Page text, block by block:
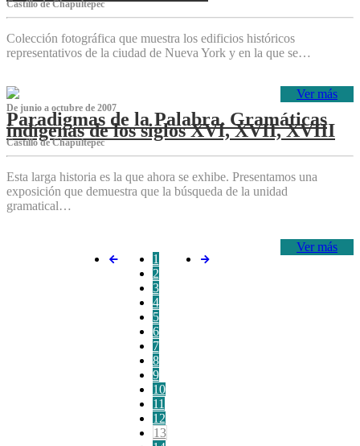
Castillo de Chapultepec
Colección fotográfica que muestra los edificios históricos
representativos de la ciudad de Nueva York y en la que se…
Ver más
De junio a octubre de 2007
Paradigmas de la Palabra. Gramáticas
indígenas de los siglos XVI, XVII, XVIII
Castillo de Chapultepec
Esta larga historia es la que ahora se exhibe. Presentamos una
exposición que demuestra que la búsqueda de la unidad
gramatical…
Ver más
1
2
3
4
5
6
7
8
9
10
11
12
13